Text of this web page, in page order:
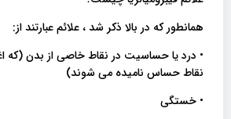
همانطور که در بالا ذکر شد ، علائم عبارتند از:
• درد یا حساسیت در نقاط خاصی از بدن (که
نقاط حساس نامیده می شوند)
• خستگی